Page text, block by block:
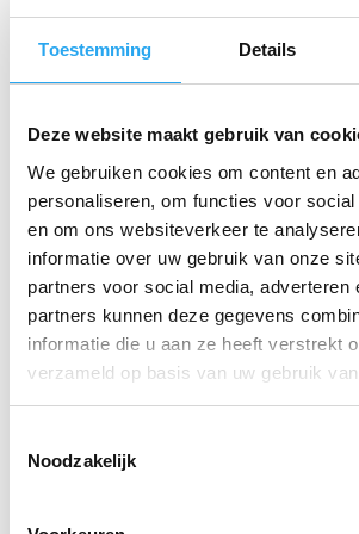
Toestemming Details
Deze website maakt gebruik van
We gebruiken cookies om content en
personaliseren, om functies voor
en om ons websiteverkeer te
informatie over uw gebruik van onze
partners voor social media, adverteren
partners kunnen deze gegevens
informatie die u aan ze heeft verstrekt
verzameld op basis van uw gebruik
Noodzakelijk
Gebruiksvriendelijk en slim design
aandacht vereisen bij het reinigen van
gemarkeerd met een rode kleur. Dit
vereenvoudigt het onderhoud, wat de
machine verlengt.
Met deNumatic TTB3045NX-R
zuigmachine investeer je in een
en duurzame machine die je
schoonmaakwerkzaamheden naar een
Gerelateerde producten